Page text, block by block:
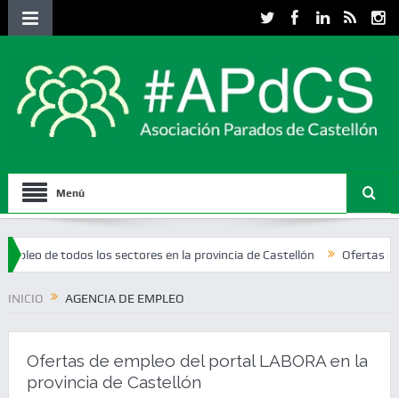
Menú
los sectores en la provincia de Castellón Ofertas de empleo
INICIO AGENCIA DE EMPLEO
Ofertas de empleo del portal LABORA en la
provincia de Castellón